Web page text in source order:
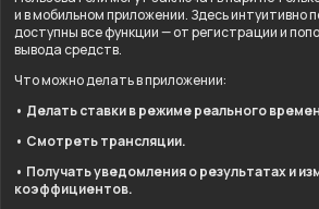
и в мобильном приложении. Здесь интуитивно
доступны все функции — от регистрации и
вывода средств.
Что можно делать в приложении:
• Делать ставки в режиме реального
• Смотреть трансляции.
• Получать уведомления о результатах и
коэффициентов.